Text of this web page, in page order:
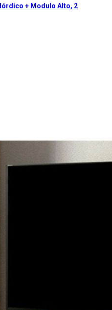
+ Modulo Alto, 2